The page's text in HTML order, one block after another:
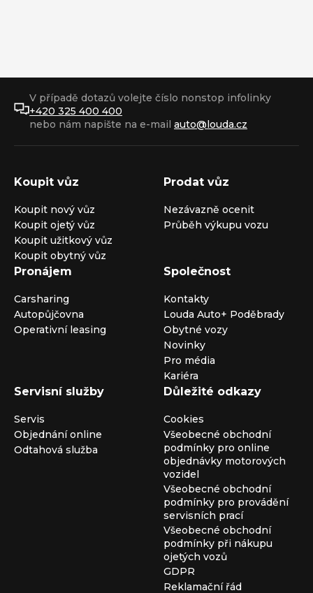
V případě dotazů volejte číslo nonstop infolinky
+420 325 400 400
nebo nám napište na e-mail auto@louda.cz
Koupit vůz
Koupit nový vůz
Koupit ojetý vůz
Koupit užitkový vůz
Koupit obytný vůz
Prodat vůz
Nezávazně ocenit
Průběh výkupu vozu
Pronájem
Carsharing
Autopůjčovna
Operativní leasing
Společnost
Kontakty
Louda Auto+ Poděbrady
Obytné vozy
Novinky
Pro média
Kariéra
Servisní služby
Servis
Objednání online
Odtahová služba
Důležité odkazy
Cookies
Všeobecné obchodní
podmínky pro online
objednávky motorových
vozidel
Všeobecné obchodní
podmínky pro provádění
servisních prací
Všeobecné obchodní
podmínky při nákupu
ojetých vozů
GDPR
Reklamační řád